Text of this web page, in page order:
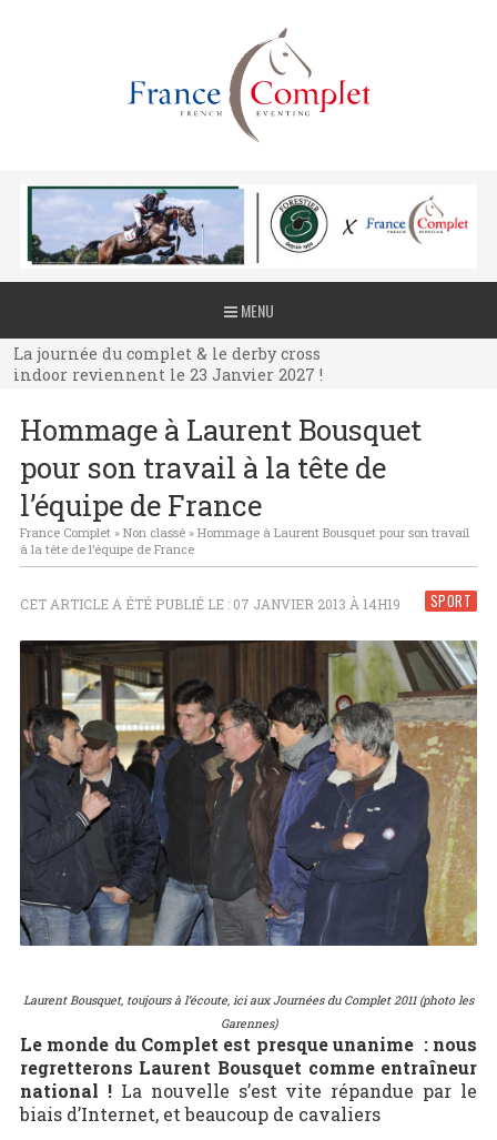
MENU
La journée du complet & le derby cross
indoor reviennent le 23 Janvier 2027 !
La journée du complet & le derby cross
indoor reviennent le 23 Janvier 2027 !
indoor reviennent le 23 Janvier 2027 !
Hommage à Laurent Bousquet
pour son travail à la tête de
l’équipe de France
France Complet» Non classé» Hommage à Laurent Bousquet pour son travail
à la tête de l’équipe de France
SPORT
CET ARTICLE A ÉTÉ PUBLIÉ LE : 07 JANVIER 2013 À 14H19
Laurent Bousquet, toujours à l’écoute, ici aux Journées du Complet 2011 (photo les
Garennes)
Le monde du Complet est presque unanime : nous
regretterons Laurent Bousquet comme entraîneur
national !La nouvelle s’est vite répandue par le
biais d’Internet, et beaucoup de cavaliers